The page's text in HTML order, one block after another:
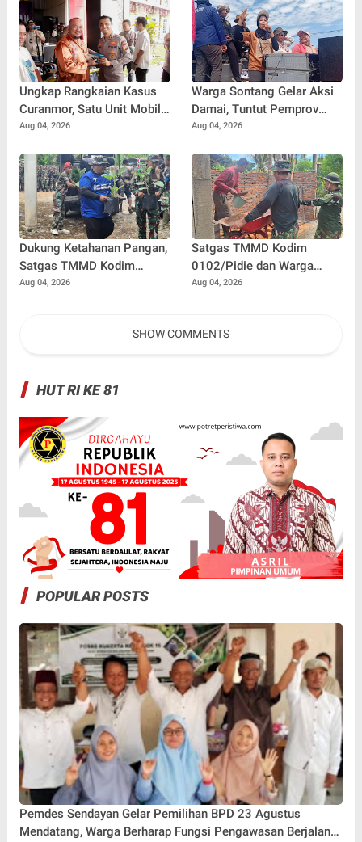
Ungkap Rangkaian Kasus
Curanmor, Satu Unit Mobil
L300 dan 5 Unit Sepeda
Aug 04, 2026
Warga Sontang Gelar Aksi
Damai, Tuntut Pemprov
Riau Segera Benahi Jalan
Aug 04, 2026
Dukung Ketahanan Pangan,
Satgas TMMD Kodim
0102/Pidie Siapkan Bibit
Aug 04, 2026
Satgas TMMD Kodim
0102/Pidie dan Warga
Kebut Pembangunan MCK,
Aug 04, 2026
SHOW COMMENTS
HUT RI KE 81
POPULAR POSTS
Pemdes Sendayan Gelar Pemilihan BPD 23 Agustus
Mendatang, Warga Berharap Fungsi Pengawasan Berjalan